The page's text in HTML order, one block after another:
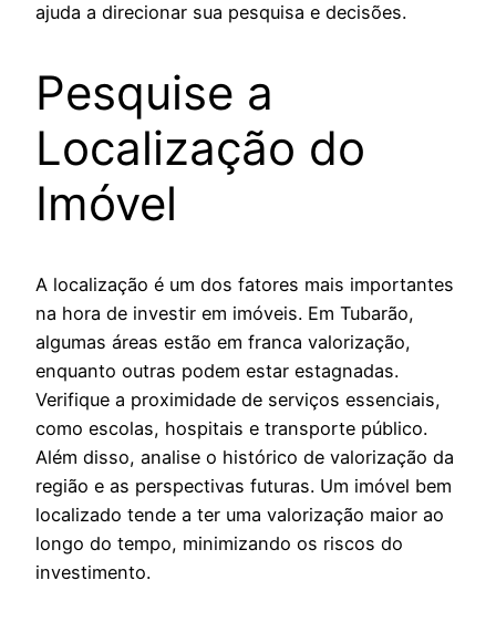
ajuda a direcionar sua pesquisa e decisões.
Pesquise a
Localização do
Imóvel
A localização é um dos fatores mais importantes
na hora de investir em imóveis. Em Tubarão,
algumas áreas estão em franca valorização,
enquanto outras podem estar estagnadas.
Verifique a proximidade de serviços essenciais,
como escolas, hospitais e transporte público.
Além disso, analise o histórico de valorização da
região e as perspectivas futuras. Um imóvel bem
localizado tende a ter uma valorização maior ao
longo do tempo, minimizando os riscos do
investimento.